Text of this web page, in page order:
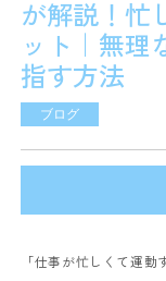
が解説！忙
ット｜無理
指す方法
ブログ
「仕事が忙しくて運動